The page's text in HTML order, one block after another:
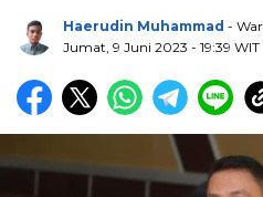
Haerudin Muhammad -
Jumat, 9 Juni 2023 - 19:39 WIT